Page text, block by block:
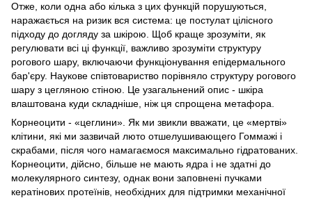
Отже, коли одна або кілька з цих функцій порушуються,
наражається на ризик вся система: це постулат цілісного
підходу до догляду за шкірою. Щоб краще зрозуміти, як
регулювати всі ці функції, важливо зрозуміти структуру
рогового шару, включаючи функціонування епідермального
бар'єру. Наукове співтовариство порівняло структуру рогового
шару з цегляною стіною. Це узагальнений опис - шкіра
влаштована куди складніше, ніж ця спрощена метафора.
Корнеоцити - «цеглини». Як ми звикли вважати, це «мертві»
клітини, які ми зазвичай люто отшелушивающего Гоммажі і
скрабами, після чого намагаємося максимально гідратованих.
Корнеоцити, дійсно, більше не мають ядра і не здатні до
молекулярного синтезу, однак вони заповнені пучками
кератінових протеїнів, необхідних для підтримки механічної